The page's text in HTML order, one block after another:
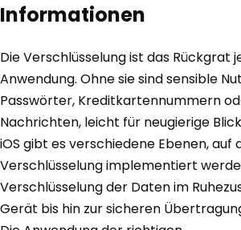
Informationen
Die Verschlüsselung ist das Rückgrat
Anwendung. Ohne sie sind sensible
Passwörter, Kreditkartennummern
Nachrichten, leicht für neugierige
iOS gibt es verschiedene Ebenen, auf
Verschlüsselung implementiert
Verschlüsselung der Daten im
Gerät bis hin zur sicheren